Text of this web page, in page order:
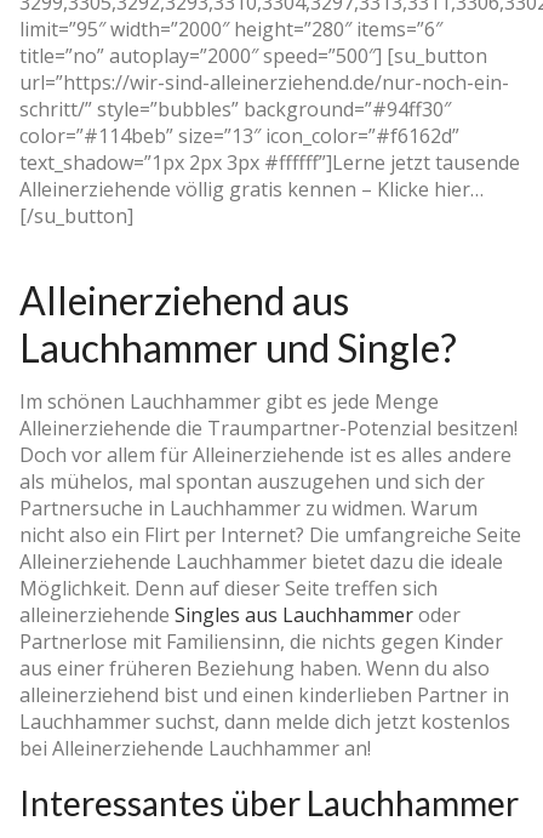
limit=”95″ width=”2000″ height=”280″ items=”6″
title=”no” autoplay=”2000″ speed=”500″] [su_button
url=”https://wir-sind-alleinerziehend.de/nur-noch-ein-
schritt/” style=”bubbles” background=”#94ff30″
color=”#114beb” size=”13″ icon_color=”#f6162d”
text_shadow=”1px 2px 3px #ffffff”]Lerne jetzt tausende
Alleinerziehende völlig gratis kennen – Klicke hier…
[/su_button]
Alleinerziehend aus
Lauchhammer und Single?
Im schönen Lauchhammer gibt es jede Menge
Alleinerziehende die Traumpartner-Potenzial besitzen!
Doch vor allem für Alleinerziehende ist es alles andere
als mühelos, mal spontan auszugehen und sich der
Partnersuche in Lauchhammer zu widmen. Warum
nicht also ein Flirt per Internet? Die umfangreiche Seite
Alleinerziehende Lauchhammer bietet dazu die ideale
Möglichkeit. Denn auf dieser Seite treffen sich
alleinerziehende Singles aus Lauchhammeroder
Partnerlose mit Familiensinn, die nichts gegen Kinder
aus einer früheren Beziehung haben. Wenn du also
alleinerziehend bist und einen kinderlieben Partner in
Lauchhammer suchst, dann melde dich jetzt kostenlos
bei Alleinerziehende Lauchhammer an!
Interessantes über Lauchhammer